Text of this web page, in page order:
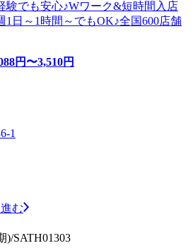
験でも安心♪Wワーク&短時間入店
日～1時間～でもOK♪全国600店舗
円〜3,510円
1
む
SATH01303